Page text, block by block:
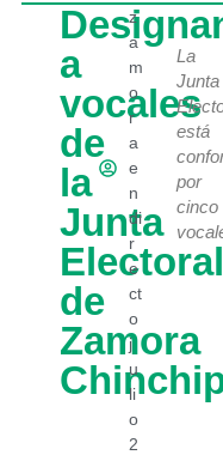
a
vocales
de
la
Junta
Electoral
de
Zamora
z
a
m
o
r
a
e
n
di
r
e
ct
o
j
u
li
o
2
La
Junta
está
por
cinco